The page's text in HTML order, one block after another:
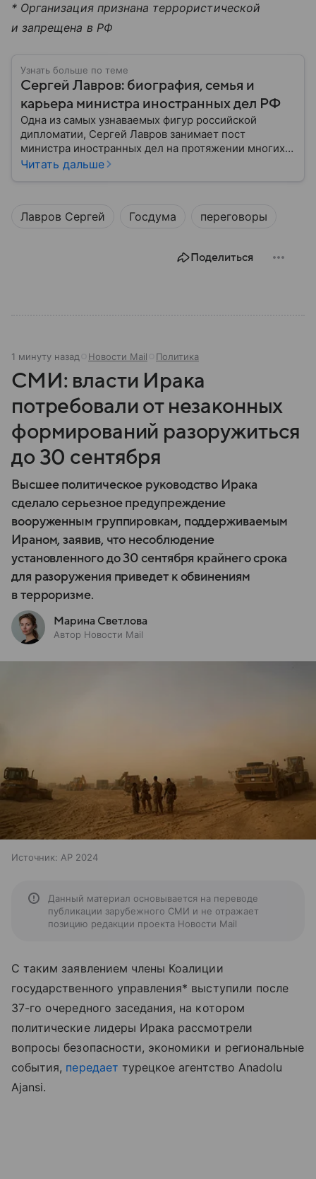
* Организация признана террористической
и запрещена в РФ
Узнать больше по теме
Сергей Лавров: биография, семья и
карьера министра иностранных дел РФ
Одна из самых узнаваемых фигур российской
дипломатии, Сергей Лавров занимает пост
министра иностранных дел на протяжении многих
лет. Его деятельность охватывает сложные
главное из его биографии.
Читать дальше
Лавров Сергей Госдума переговоры
Поделиться
1 минуту назад Новости Mail Политика
СМИ: власти Ирака
потребовали от незаконных
формирований разоружиться
до 30 сентября
Высшее политическое руководство Ирака
сделало серьезное предупреждение
вооруженным группировкам, поддерживаемым
Ираном, заявив, что несоблюдение
установленного до 30 сентября крайнего срока
для разоружения приведет к обвинениям
в терроризме.
Марина Светлова
Автор Новости Mail
Источник: AP 2024
Данный материал основывается на переводе
публикации зарубежного СМИ и не отражает
позицию редакции проекта Новости Mail
С таким заявлением члены Коалиции
государственного управления* выступили после
37-го очередного заседания, на котором
политические лидеры Ирака рассмотрели
вопросы безопасности, экономики и региональные
события, передает турецкое агентство Anadolu
Ajansi.